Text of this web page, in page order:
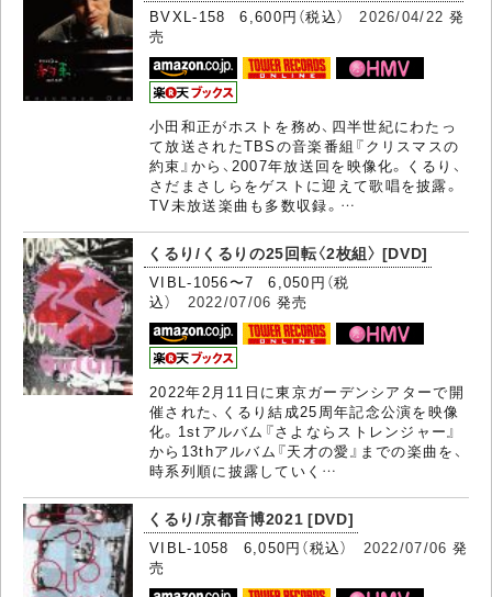
BVXL-158 6,600円（税込）2026/04/22 発
売
小田和正がホストを務め、四半世紀にわたっ
て放送されたTBSの音楽番組『クリスマスの
約束』から、2007年放送回を映像化。くるり、
さだまさしらをゲストに迎えて歌唱を披露。
TV未放送楽曲も多数収録。…
くるり/くるりの25回転〈2枚組〉 [DVD]
VIBL-1056〜7 6,050円（税
込） 2022/07/06 発売
2022年2月11日に東京ガーデンシアターで開
催された、くるり結成25周年記念公演を映像
化。1stアルバム『さよならストレンジャー』
から13thアルバム『天才の愛』までの楽曲を、
時系列順に披露していく…
くるり/京都音博2021 [DVD]
VIBL-1058 6,050円（税込） 2022/07/06 発
売